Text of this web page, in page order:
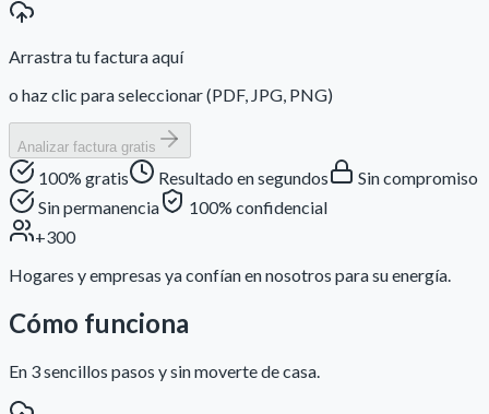
Arrastra tu factura aquí
o haz clic para seleccionar (PDF, JPG, PNG)
Analizar factura gratis
100% gratis Resultado en segundos
Sin compromiso
Sin permanencia
100% confidencial
+300
Hogares y empresas ya confían en nosotros para su energía.
Cómo funciona
En 3 sencillos pasos y sin moverte de casa.